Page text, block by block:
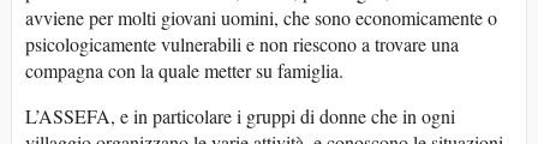
avviene per molti giovani uomini, che sono economicamente o
psicologicamente vulnerabili e non riescono a trovare una
compagna con la quale metter su famiglia.
L’ASSEFA, e in particolare i gruppi di donne che in ogni